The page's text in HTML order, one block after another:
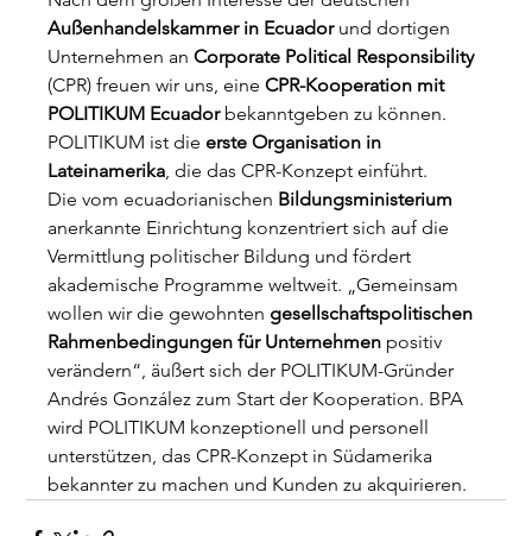
Außenhandelskammer in Ecuador und dortigen
Unternehmen an Corporate Political Responsibility
(CPR) freuen wir uns, eine CPR-Kooperation mit
POLITIKUM Ecuador bekanntgeben zu können.
POLITIKUM ist die erste Organisation in
Lateinamerika , die das CPR-Konzept einführt.
Die vom ecuadorianischen Bildungsministerium
anerkannte Einrichtung konzentriert sich auf die
Vermittlung politischer Bildung und fördert
akademische Programme weltweit. „Gemeinsam
wollen wir die gewohnten gesellschaftspolitischen
Rahmenbedingungen für Unternehmen positiv
verändern“, äußert sich der POLITIKUM-Gründer
Andrés González zum Start der Kooperation. BPA
wird POLITIKUM konzeptionell und personell
unterstützen, das CPR-Konzept in Südamerika
bekannter zu machen und Kunden zu akquirieren.